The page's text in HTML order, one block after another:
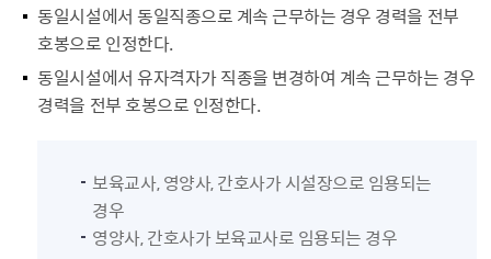
동일시설에서 동일직종으로 계속 근무하는 경우 경력을 전부
호봉으로 인정한다.
동일시설에서 유자격자가 직종을 변경하여 계속 근무하는 경우
경력을 전부 호봉으로 인정한다.
보육교사, 영양사, 간호사가 시설장으로 임용되는
경우
영양사, 간호사가 보육교사로 임용되는 경우